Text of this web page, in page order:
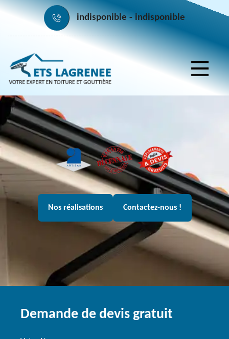
indisponible indisponible
Nos réalisations Contactez-nous !
Demande de devis gratuit